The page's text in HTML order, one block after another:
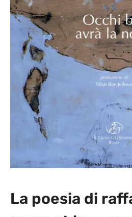
La poesia di